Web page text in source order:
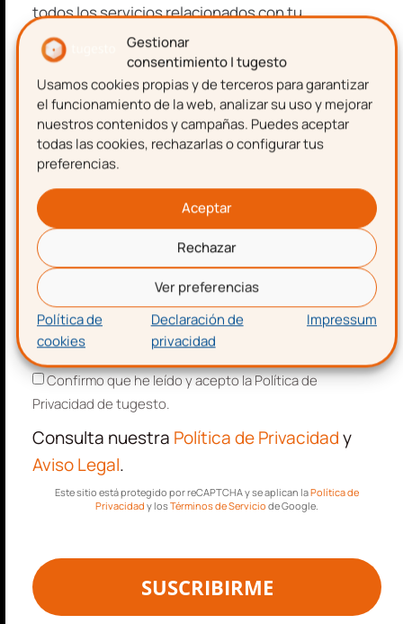
Gestionar
consentimiento | tugesto
Usamos cookies propias y de terceros para garantizar
el funcionamiento de la web, analizar su uso y mejorar
nuestros contenidos y campañas. Puedes aceptar
todas las cookies, rechazarlas o configurar tus
preferencias.
Aceptar
Rechazar
Ver preferencias
Política de
cookies
Declaración de
privacidad
Impressum
Privacidady los Términos de Serviciode Google.
SUSCRIBIRME
Descarga gratisla
plantilla para hacer una
nómina
todos los servicios relacionados con tu
emprendimiento.
Nombre
Apellidos
Correo electrónico
Aceptación de términos y condiciones
Confirmo que he leído y acepto la Política de
Privacidad de tugesto.
Consulta nuestra Política de Privacidady
Aviso Legal.
Este sitio está protegido por reCAPTCHA y se aplican laPolítica de
Privacidad y losTérminos de Servicio de Google.
SUSCRIBIRME